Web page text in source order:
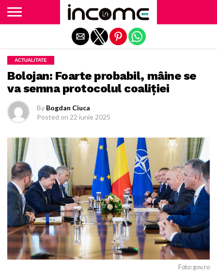
ACTUALITATE
Bolojan: Foarte probabil, mâine se
va semna protocolul coaliției
By Bogdan Ciuca
Posted on 22 iunie 2025
Foto: gov.ro
Exit mobile version